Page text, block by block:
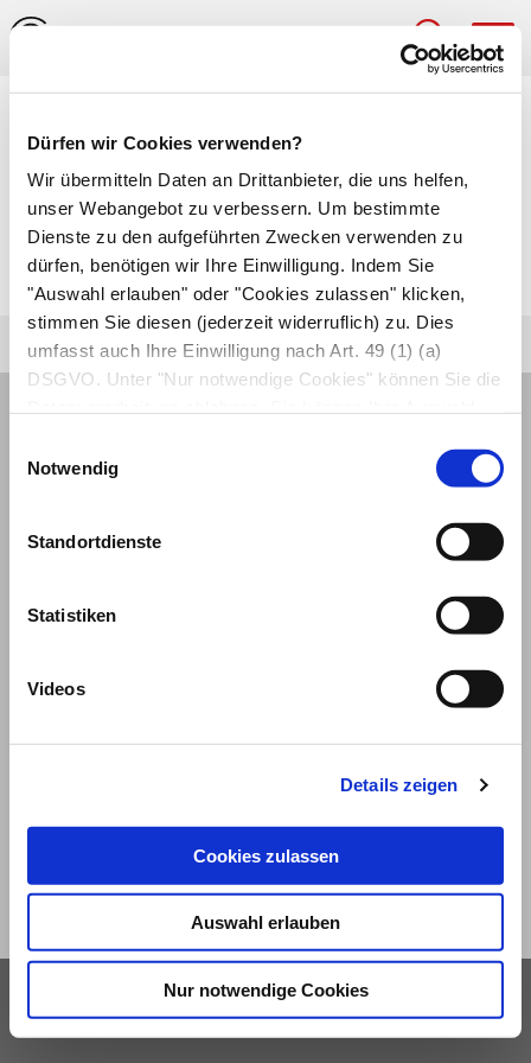
Dürfen wir Cookies verwenden?
Wir übermitteln Daten an Drittanbieter, die uns helfen,
unser Webangebot zu verbessern. Um bestimmte
Dienste zu den aufgeführten Zwecken verwenden zu
dürfen, benötigen wir Ihre Einwilligung. Indem Sie
"Auswahl erlauben" oder "Cookies zulassen" klicken,
stimmen Sie diesen (jederzeit widerruflich) zu. Dies
umfasst auch Ihre Einwilligung nach Art. 49 (1) (a)
DSGVO. Unter "Nur notwendige Cookies" können Sie die
Notwendig
Standortdienste
Statistiken
Videos
Details zeigen
Cookies zulassen
Auswahl erlauben
Nur notwendige Cookies
Augenachse
Verbindungslinie zwischenNetzhautund
Hornhaut.
Impressum und Nutzungsbedingungen
Datenschutz Privatsphäre